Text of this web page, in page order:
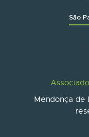
São
Mendonça de